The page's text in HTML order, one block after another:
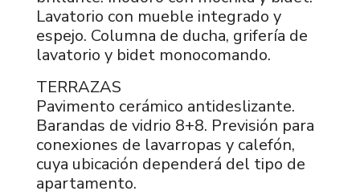
Lavatorio con mueble integrado y
espejo. Columna de ducha, grifería de
lavatorio y bidet monocomando.
TERRAZAS
Pavimento cerámico antideslizante.
Barandas de vidrio 8+8. Previsión para
conexiones de lavarropas y calefón,
cuya ubicación dependerá del tipo de
apartamento.